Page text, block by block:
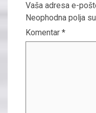
Vaša adresa e-
Neophodna polja
Komentar *